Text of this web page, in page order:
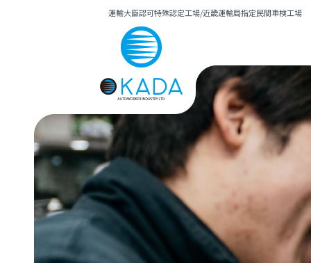
運輸大臣認可特殊認定工場/近畿運輸局指定民間車検工場